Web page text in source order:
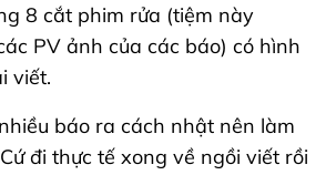
8 cắt phim rửa (tiệm này
PV ảnh của các báo) có hình
viết.
báo ra cách nhật nên làm
đi thực tế xong về ngồi viết rồi